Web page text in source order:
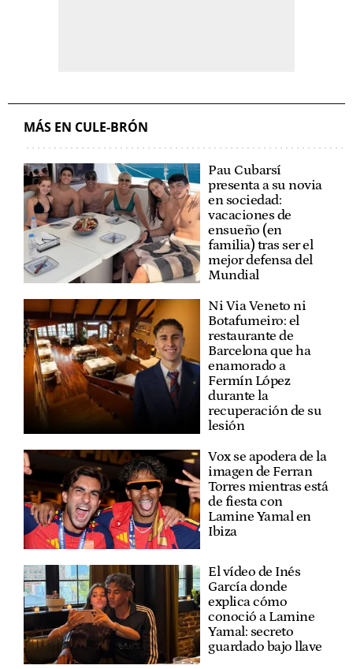
MÁS EN CULE-BRÓN
Pau Cubarsí
presenta a su novia
en sociedad:
vacaciones de
ensueño (en
familia) tras ser el
mejor defensa del
Mundial
Ni Via Veneto ni
Botafumeiro: el
restaurante de
Barcelona que ha
enamorado a
Fermín López
durante la
recuperación de su
lesión
Vox se apodera de la
imagen de Ferran
Torres mientras está
de fiesta con
Lamine Yamal en
Ibiza
El vídeo de Inés
García donde
explica cómo
conoció a Lamine
Yamal: secreto
guardado bajo llave